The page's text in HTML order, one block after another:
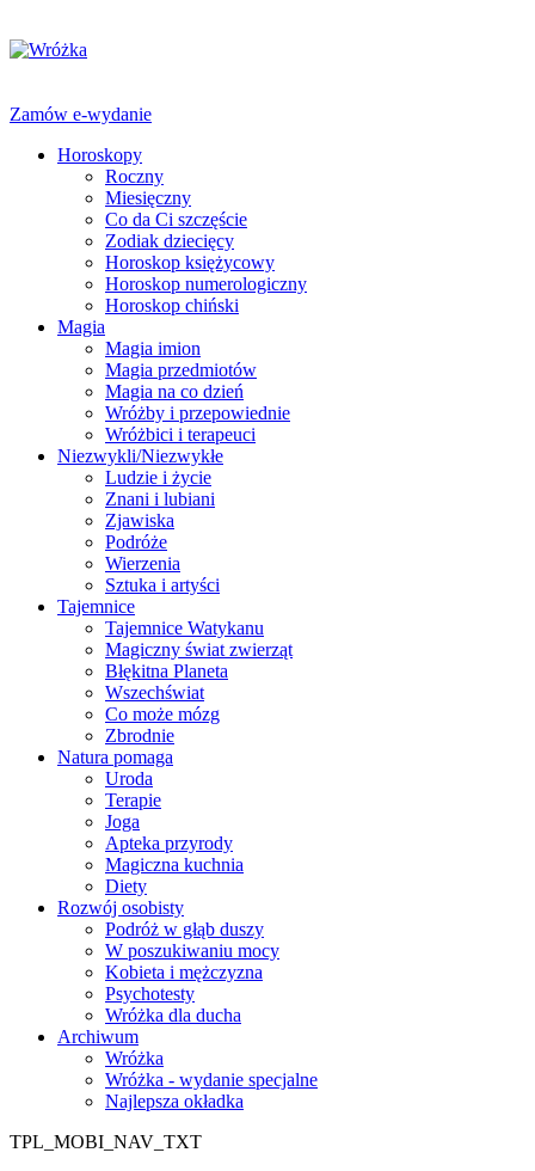
Zamów e-wydanie
Horoskopy
Roczny
Miesięczny
Co da Ci szczęście
Zodiak dziecięcy
Horoskop księżycowy
Horoskop numerologiczny
Horoskop chiński
Magia
Magia imion
Magia przedmiotów
Magia na co dzień
Wróżby i przepowiednie
Wróżbici i terapeuci
Niezwykli/Niezwykłe
Ludzie i życie
Znani i lubiani
Zjawiska
Podróże
Wierzenia
Sztuka i artyści
Tajemnice
Tajemnice Watykanu
Magiczny świat zwierząt
Błękitna Planeta
Wszechświat
Co może mózg
Zbrodnie
Natura pomaga
Uroda
Terapie
Joga
Apteka przyrody
Magiczna kuchnia
Diety
Rozwój osobisty
Podróż w głąb duszy
W poszukiwaniu mocy
Kobieta i mężczyzna
Psychotesty
Wróżka dla ducha
Archiwum
Wróżka
Wróżka - wydanie specjalne
Najlepsza okładka
TPL_MOBI_NAV_TXT